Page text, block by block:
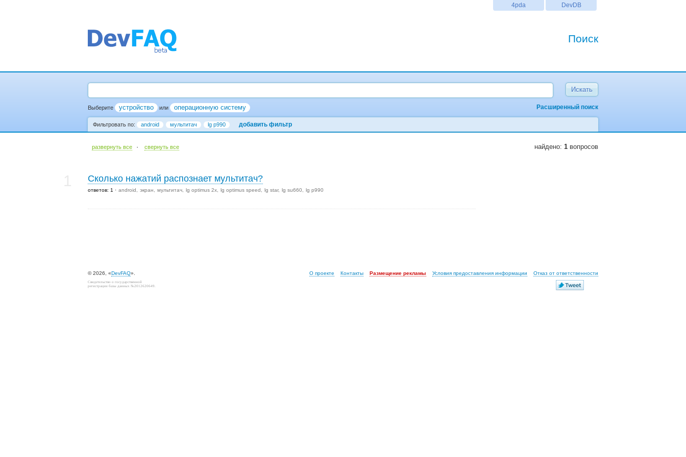
DevDB
4pda
Поиск
Выберите устройство Расширенный поиск
или операционную систему
Фильтровать по: android мультитач lg p990 добавить фильтр
развернуть все · cвернуть все найдено: 1 вопросов
Сколько нажатий распознает мультитач?
ответов: 1 android экран мультитач lg optimus 2x lg optimus speed lg star lg su660 lg p990
© 2026, «DevFAQ». О проекте Контакты Размещение рекламы Условия предоставления информации Отказ от ответственности
Свидетельство о государственной
регистрации базы данных №2012620649.